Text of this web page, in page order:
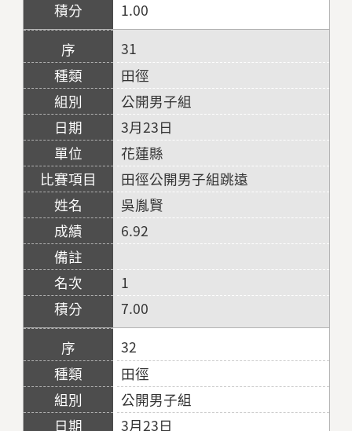
1.00
31
田徑
公開男子組
3月23日
花蓮縣
田徑公開男子組跳遠
吳胤賢
6.92
1
7.00
32
田徑
公開男子組
3月23日